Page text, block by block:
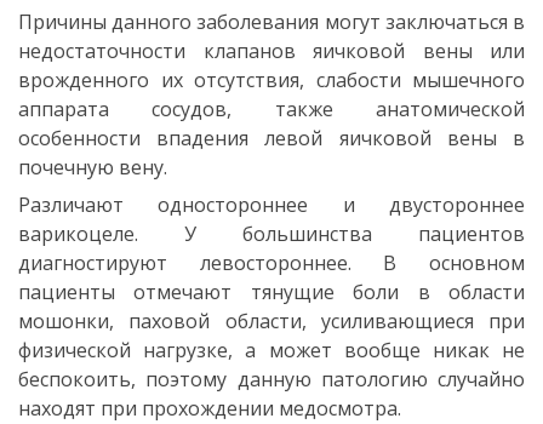
Причины данного заболевания могут заключаться в
недостаточности клапанов яичковой вены или
врожденного их отсутствия, слабости мышечного
аппарата сосудов, также анатомической
особенности впадения левой яичковой вены в
почечную вену.
Различают одностороннее и двустороннее
варикоцеле. У большинства пациентов
диагностируют левостороннее. В основном
пациенты отмечают тянущие боли в области
мошонки, паховой области, усиливающиеся при
физической нагрузке, а может вообще никак не
беспокоить, поэтому данную патологию случайно
находят при прохождении медосмотра.